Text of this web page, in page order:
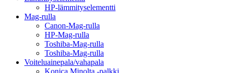
HP-lämmityselementti
Mag-rulla
Canon-Mag-rulla
HP-Mag-rulla
Toshiba-Mag-rulla
Toshiba-Mag-rulla
Voiteluainepala/vahapala
Konica Minolta -palkki